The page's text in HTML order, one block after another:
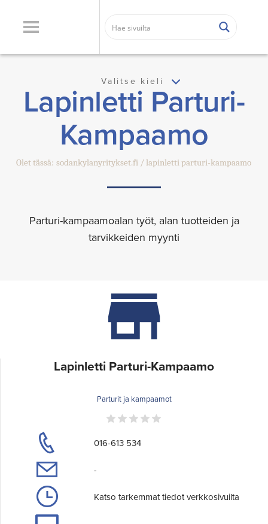
Valitse kieli
Lapinletti Parturi-
Kampaamo
Olet tässä: sodankylanyritykset.fi lapinletti parturi-kampaamo
Parturi-kampaamoalan työt, alan tuotteiden ja
tarvikkeiden myynti
Lapinletti Parturi-Kampaamo
Parturit ja kampaamot
016-613 534
-
Katso tarkemmat tiedot verkkosivuilta